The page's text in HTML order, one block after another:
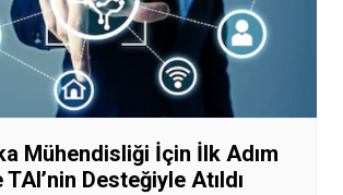
Mühendisliği İçin İlk Adım
Desteğiyle Atıldı